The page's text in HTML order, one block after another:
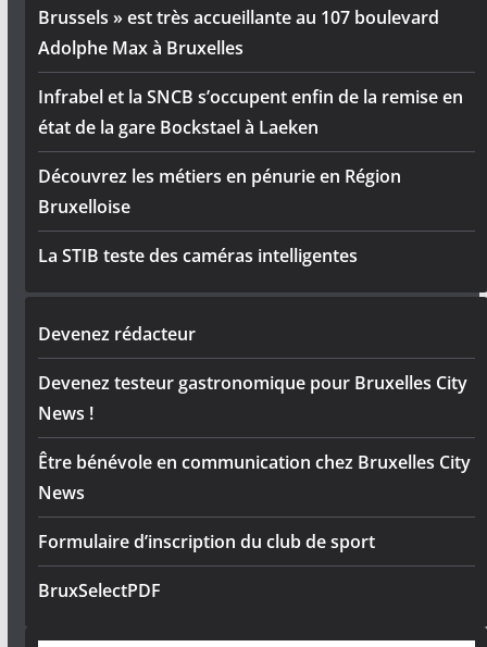
Brussels » est très accueillante au 107 boulevard
Adolphe Max à Bruxelles
Infrabel et la SNCB s’occupent enfin de la remise en
état de la gare Bockstael à Laeken
Découvrez les métiers en pénurie en Région
Bruxelloise
La STIB teste des caméras intelligentes
Devenez rédacteur
Devenez testeur gastronomique pour Bruxelles City
News !
Être bénévole en communication chez Bruxelles City
News
Formulaire d’inscription du club de sport
BruxSelectPDF